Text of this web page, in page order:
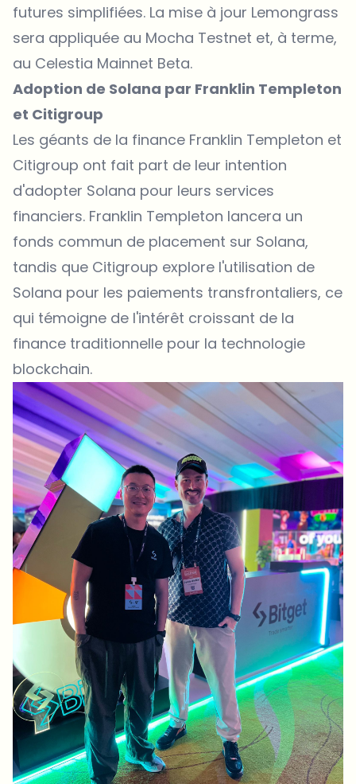
futures simplifiées. La mise à jour Lemongrass
sera appliquée au Mocha Testnet et, à terme,
au Celestia Mainnet Beta.
Adoption de Solana par Franklin Templeton
et Citigroup
Les géants de la finance Franklin Templeton et
Citigroup ont fait part de leur intention
d'adopter Solana pour leurs services
financiers. Franklin Templeton lancera un
fonds commun de placement sur Solana,
tandis que Citigroup explore l'utilisation de
Solana pour les paiements transfrontaliers, ce
qui témoigne de l'intérêt croissant de la
finance traditionnelle pour la technologie
blockchain.